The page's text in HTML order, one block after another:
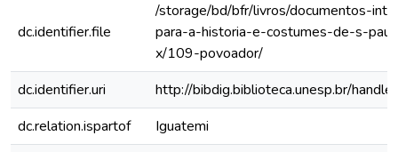
dc.identifier.file
/storage/bd/bfr/livros/documentos-
para-a-historia-e-costumes-de-s-
x/109-povoador/
dc.identifier.uri
http://bibdig.biblioteca.unesp.br/
dc.relation.ispartof
Iguatemi